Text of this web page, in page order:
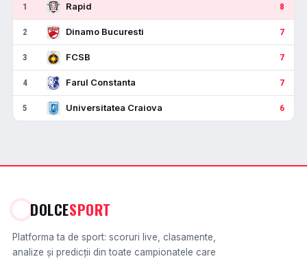
1 Rapid 8
2 Dinamo Bucuresti 7
3 FCSB 7
4 Farul Constanta 7
5 Universitatea Craiova 6
DOLCESPORT
Platforma ta de sport: scoruri live, clasamente,
analize și predicții din toate campionatele care